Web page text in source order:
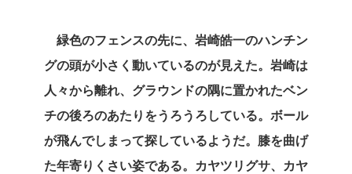
緑色のフェンスの先に、岩崎皓一のハンチン
グの頭が小さく動いているのが見えた。岩崎は
人々から離れ、グラウンドの隅に置かれたベン
チの後ろのあたりをうろうろしている。ボール
が飛んでしまって探しているようだ。膝を曲げ
た年寄りくさい姿である。カヤツリグサ、カヤ